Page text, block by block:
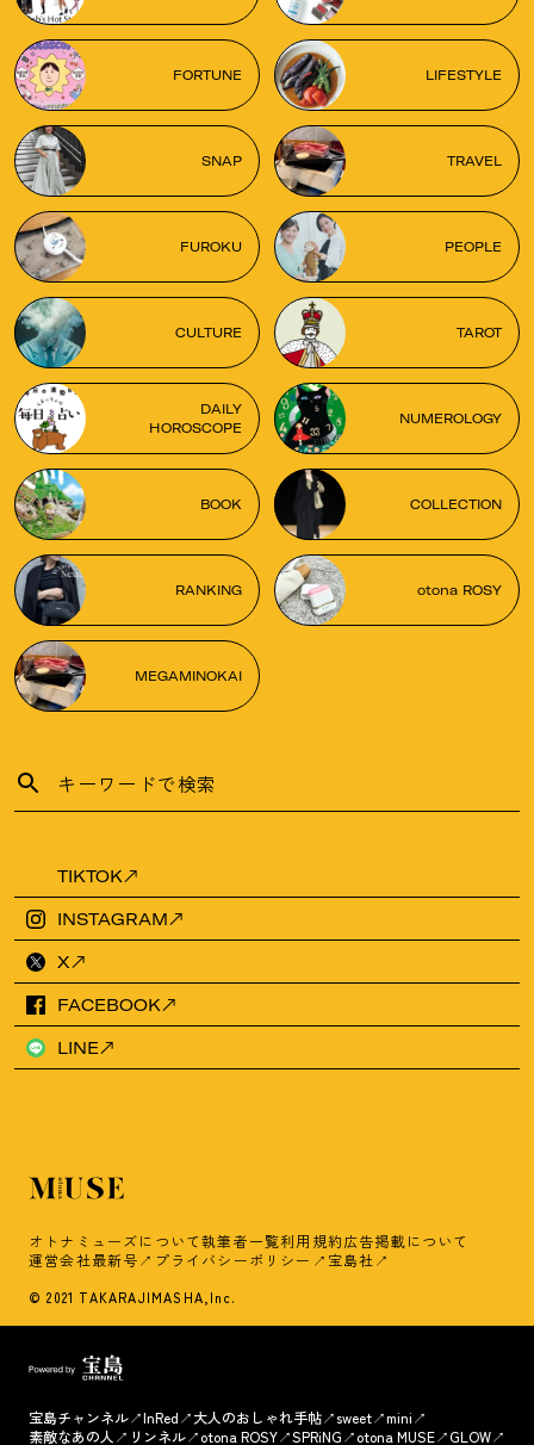
FORTUNE LIFESTYLE
SNAP TRAVEL
FUROKU PEOPLE
CULTURE TAROT
DAILY
HOROSCOPE
NUMEROLOGY
BOOK COLLECTION
RANKING otona ROSY
MEGAMINOKAI
TIKTOK
INSTAGRAM
X
FACEBOOK
LINE
オトナミューズについて執筆者一覧利用規約広告掲載について
運営会社最新号 プライバシーポリシー 宝島社
© 2021 TAKARAJIMASHA,Inc.
宝島チャンネル InRed 大人のおしゃれ手帖 sweet
mini
素敵なあの人
リンネル otona ROSY SPRiNG otona MUSE GLOW